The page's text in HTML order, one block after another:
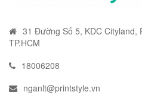
31 Đường Số 5, KDC Cityland,
TP.HCM
18006208
nganlt@printstyle.vn